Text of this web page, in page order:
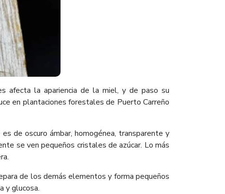
afecta la apariencia de la miel, y de paso su
en plantaciones forestales de Puerto Carreño
de oscuro ámbar, homogénea, transparente y
se ven pequeños cristales de azúcar. Lo más
de los demás elementos y forma pequeños
y glucosa.